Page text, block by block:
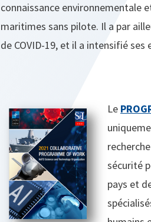
connaissance environnementale
maritimes sans pilote. Il a par
de COVID-19, et il a intensifié
Le
sécurité
pays et